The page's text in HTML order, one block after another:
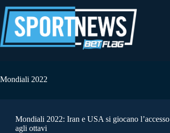
al
contenuto
Mondiali 2022
Mondiali 2022: Iran e USA si giocano l’accesso
agli ottavi